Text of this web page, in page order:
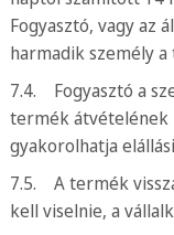
Fogyasztó, vagy az
harmadik személy
7.4. Fogyasztó a
termék átvételének
gyakorolhatja
7.5. A termék
kell viselnie, a